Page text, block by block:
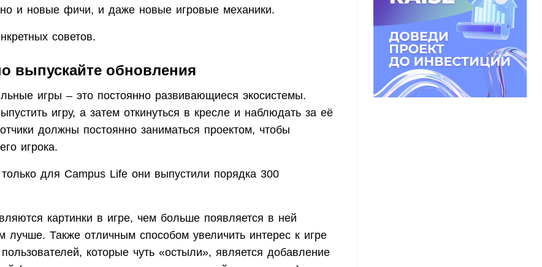
но и новые фичи, и даже новые игровые механики.
советов.
выпускайте обновления
игры – это постоянно развивающиеся экосистемы.
игру, а затем откинуться в кресле и наблюдать за её
должны постоянно заниматься проектом, чтобы
игрока.
для Campus Life они выпустили порядка 300
картинки в игре, чем больше появляется в ней
лучше. Также отличным способом увеличить интерес к игре
которые чуть «остыли», является добавление